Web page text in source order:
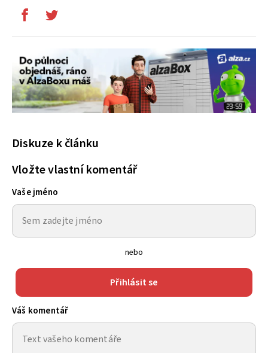
Diskuze k článku
Vložte vlastní komentář
Vaše jméno
nebo
Přihlásit se
Váš komentář